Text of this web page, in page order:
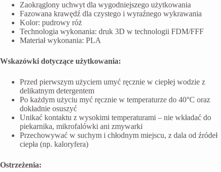
Zaokrąglony uchwyt dla wygodniejszego użytkowania
Fazowana krawędź dla czystego i wyraźnego wykrawania
Kolor: pudrowy róż
Technologia wykonania: druk 3D w technologii FDM/FFF
Materiał wykonania: PLA
Wskazówki dotyczące użytkowania:
Przed pierwszym użyciem umyć ręcznie w ciepłej wodzie z
delikatnym detergentem
Po każdym użyciu myć ręcznie w temperaturze do 40°C oraz
dokładnie osuszyć
Unikać kontaktu z wysokimi temperaturami – nie wkładać do
piekarnika, mikrofalówki ani zmywarki
Przechowywać w suchym i chłodnym miejscu, z dala od źródeł
ciepła (np. kaloryfera)
Ostrzeżenia: